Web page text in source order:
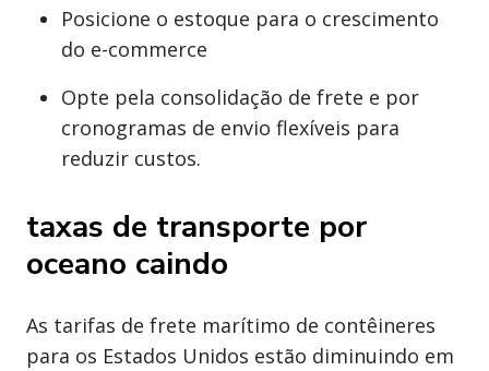
Posicione o estoque para o crescimento
do e-commerce
Opte pela consolidação de frete e por
cronogramas de envio flexíveis para
reduzir custos.
taxas de transporte por
oceano caindo
As tarifas de frete marítimo de contêineres
para os Estados Unidos estão diminuindo em